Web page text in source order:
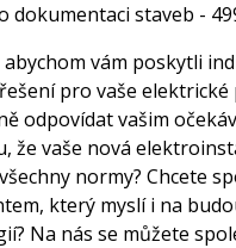
dokumentaci staveb -
abychom vám poskytli
pro vaše
odpovídat vašim
že vaše nová
normy? Chcete
který myslí i na
Na nás se můžete